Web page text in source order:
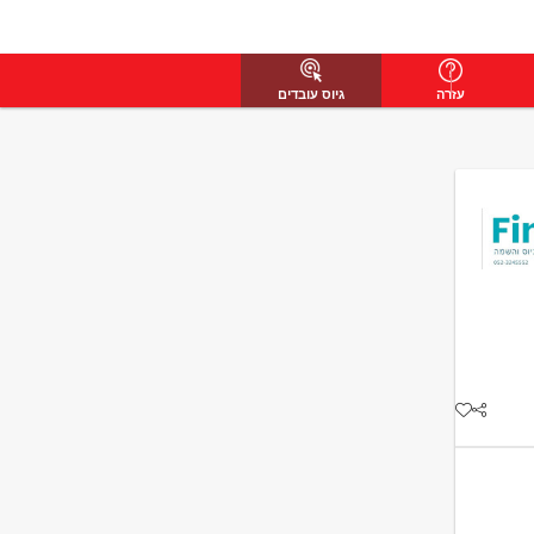
עזרה גיוס עובדים